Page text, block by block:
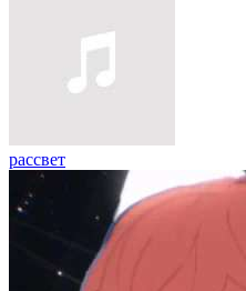
рассвет